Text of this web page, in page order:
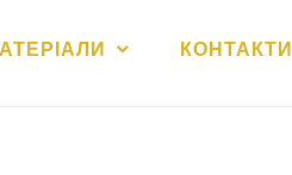
КОНТАКТИ